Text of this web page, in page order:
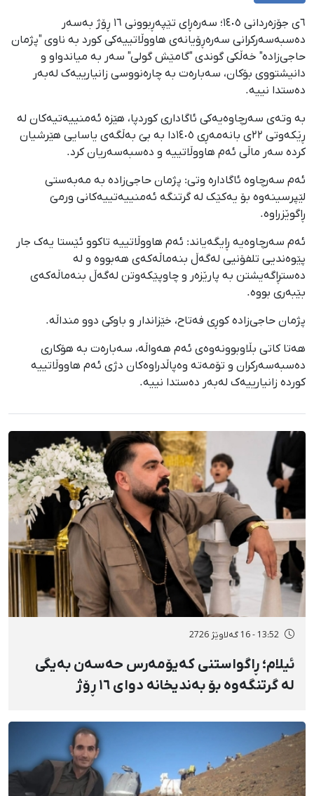
٦ی جۆزەردانی ١٤٠٥؛ سەرەڕای تێپەڕبوونی ١٦ ڕۆژ بەسەر
دەسبەسەرکرانی سەرەڕۆیانەی هاووڵاتییەکی کورد بە ناوی "پژمان
حاجی‌زادە" خەڵکی گوندی "گامێش گولی" سەر بە میاندواو و
دانیشتووی بۆکان، سەبارەت بە چارەنووسی زانیارییەک لەبەر
دەستدا نییە.
بە وتەی سەرچاوەیەکی ئاگاداری کوردپا، هێزە ئەمنییەتیەکان لە
ڕێکەوتی ٢٢ی بانەمەڕی ١٤٠٥دا بە بێ بەڵگەی یاسایی هێرشیان
کردە سەر ماڵی ئەم هاووڵاتییە و دەسبەسەریان کرد.
ئەم سەرچاوە ئاگادارە وتی: پژمان حاجی‌زادە بە مەبەستی
لێپرسینەوە بۆ یەکێک لە گرتنگە ئەمنییەتییەکانی ورمێ
ڕاگوێزراوە.
ئەم سەرچاوەیە ڕایگەیاند: ئەم هاووڵاتییە تاکوو ئێستا یەک جار
پێوەندیی تلفۆنیی لەگەڵ بنەماڵەکەی هەبووە و لە
دەستڕاگەیشتن بە پارێزەر و چاوپێکەوتن لەگەڵ بنەماڵەکەی
بێبەری بووە.
پژمان حاجی‌زادە کوڕی فەتاح، خێزاندار و باوکی دوو منداڵە.
هەتا کاتی بڵاوبوونەوەی ئەم هەواڵە، سەبارەت بە هۆکاری
دەسبەسەرکران و تۆمەتە وەپاڵدراوەکان دژی ئەم هاووڵاتییە
کوردە زانیارییەک لەبەر دەستدا نییە.
13:52 - 16 گەلاوێژ 2726
ئیلام؛ ڕاگواستنی کەیۆمەرس حەسەن بەیگی
لە گرتنگەوە بۆ بەندیخانە دوای ١٦ ڕۆژ